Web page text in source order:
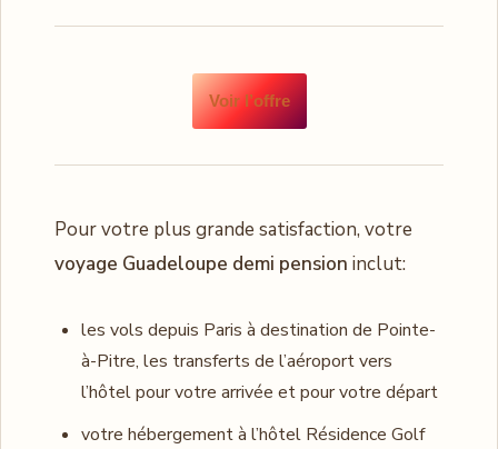
Voir l’offre
Pour votre plus grande satisfaction, votre
voyage Guadeloupe demi pension inclut:
les vols depuis Paris à destination de Pointe-
à-Pitre, les transferts de l’aéroport vers
l’hôtel pour votre arrivée et pour votre départ
votre hébergement à l’hôtel Résidence Golf